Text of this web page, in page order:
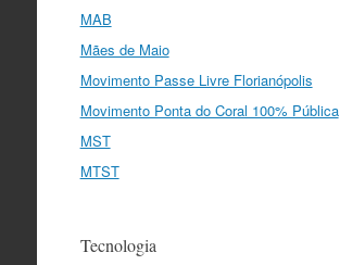
MAB
Mães de Maio
Movimento Passe Livre Florianópolis
Movimento Ponta do Coral 100% Pública
MST
MTST
Tecnologia